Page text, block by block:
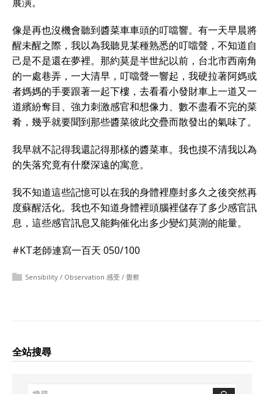
像是再也沒機會聽到醬菜車車頭的叮噹響。有一天早晨將
醒未醒之際，我以為我聽見某種熟悉的叮噹聲，不知道自
己是不是還在夢裡。那約莫是半世紀以前，台北市西南角
的一處巷弄，一大清早，叮噹聲一響起，我硬拉著阿媽或
者媽媽的手要跟著一起下樓，去看看小發財車上一道又一
道繽紛奪目、強力刺激感官和想像力、數不盡看不完的菜
肴，幾乎就要聞到那些醬菜彼此交疊而散發出的氣味了。
我早就不記得我還記得那樣的醬菜車。我也摸不清我以為
的失落究竟有什麼深遠的寓意。
我不知道這些記憶可以在我的身體裡塵封多久之後突然再
度蘇醒活化。我也不知道身體裡頭腦裡儲存了多少感官訊
息，這些感官訊息又能夠催化出多少變幻莫測的能量。
#KT老師連寫一百天 050/100
Sensibility / Observation 感受 / 覺察
全站搜尋